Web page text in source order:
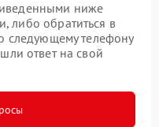
ниже
либо обратиться в
следующему телефону
ответ на свой